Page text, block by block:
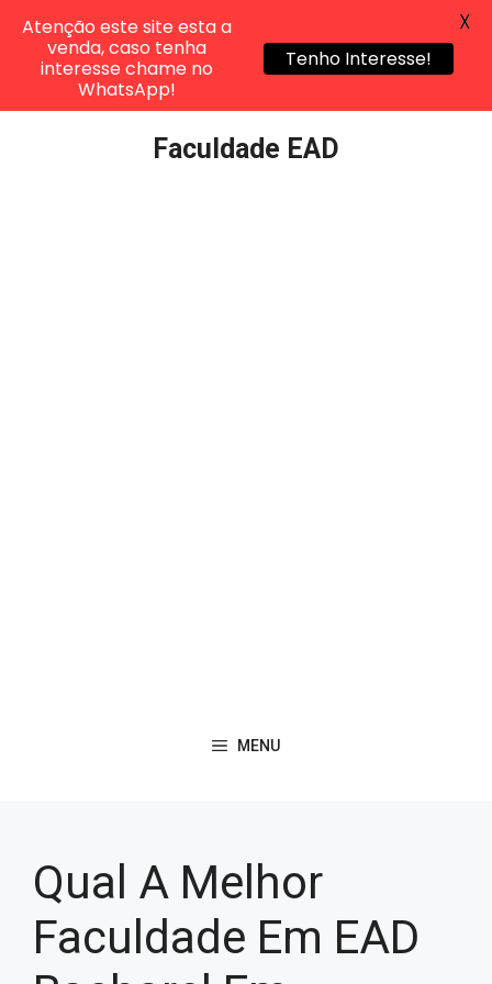
Faculdade EAD
MENU
Qual A Melhor
Faculdade Em EAD
Atenção este site esta a
venda, caso tenha
interesse chame no
WhatsApp!
Tenho Interesse!
X